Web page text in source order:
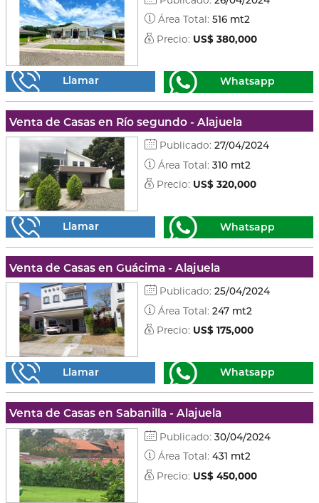
Área Total: 516 mt2
Precio: US$ 380,000
Llamar Whatsapp
Venta de Casas en Río segundo - Alajuela
Publicado: 27/04/2024
Área Total: 310 mt2
Precio: US$ 320,000
Llamar Whatsapp
Venta de Casas en Guácima - Alajuela
Publicado: 25/04/2024
Área Total: 247 mt2
Precio: US$ 175,000
Llamar Whatsapp
Venta de Casas en Sabanilla - Alajuela
Publicado: 30/04/2024
Área Total: 431 mt2
Precio: US$ 450,000